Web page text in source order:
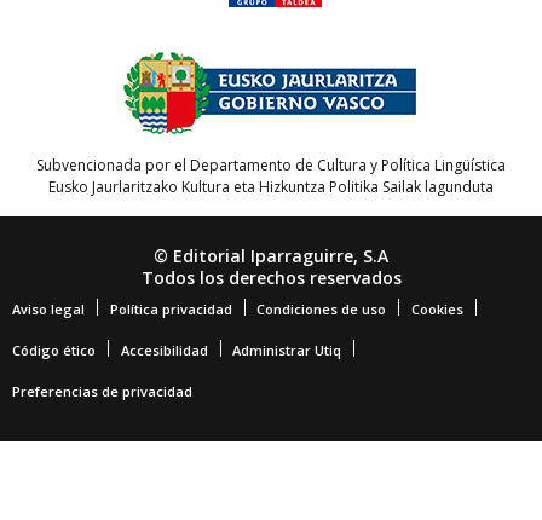
Subvencionada por el Departamento de Cultura y Política Lingüística
Eusko Jaurlaritzako Kultura eta Hizkuntza Politika Sailak lagunduta
© Editorial Iparraguirre, S.A
Todos los derechos reservados
Aviso legal Política privacidad Condiciones de uso Cookies
Código ético Accesibilidad Administrar Utiq
Preferencias de privacidad